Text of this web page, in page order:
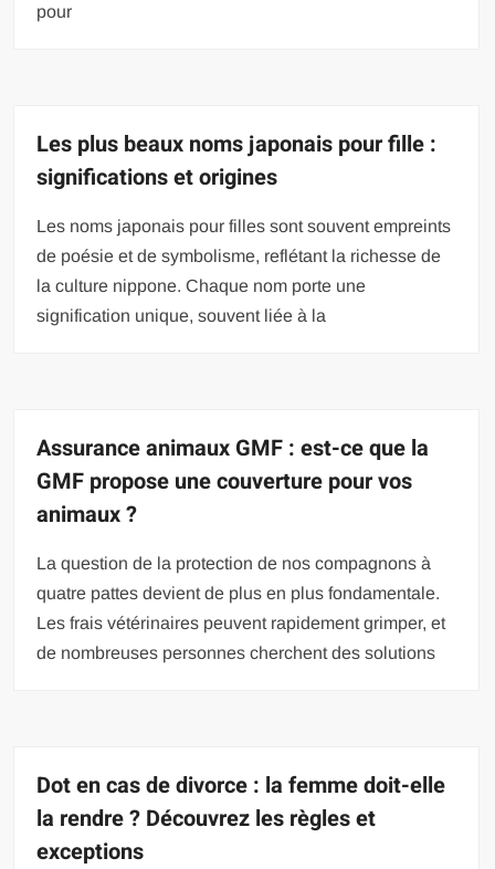
pour
Les plus beaux noms japonais pour fille :
significations et origines
Les noms japonais pour filles sont souvent empreints
de poésie et de symbolisme, reflétant la richesse de
la culture nippone. Chaque nom porte une
signification unique, souvent liée à la
Assurance animaux GMF : est-ce que la
GMF propose une couverture pour vos
animaux ?
La question de la protection de nos compagnons à
quatre pattes devient de plus en plus fondamentale.
Les frais vétérinaires peuvent rapidement grimper, et
de nombreuses personnes cherchent des solutions
Dot en cas de divorce : la femme doit-elle
la rendre ? Découvrez les règles et
exceptions